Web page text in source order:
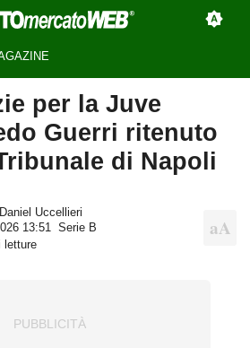
per la Juve
Guerri ritenuto
di Napoli
Daniel Uccellieri
13:51
Serie B
letture